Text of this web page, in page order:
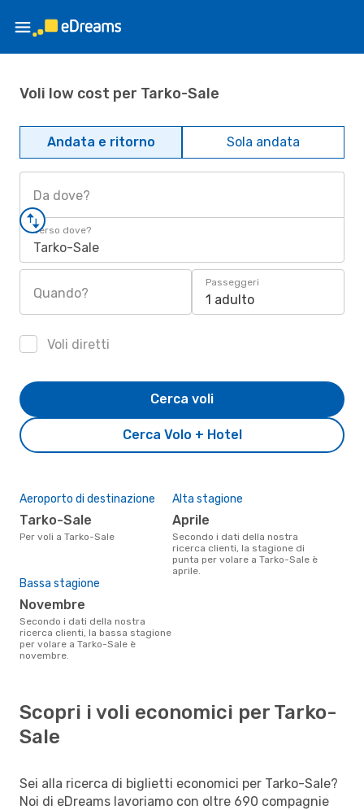
Voli low cost per Tarko-Sale
Andata e ritorno Sola andata
Da dove?
Verso dove?
Tarko-Sale
Quando?
Passeggeri
1 adulto
Voli diretti
Cerca Volo + Hotel
Cerca voli
Aeroporto di destinazione
Tarko-Sale
Per voli a Tarko-Sale
Alta stagione
aprile
Secondo i dati della nostra
ricerca clienti, la stagione di
punta per volare a Tarko-Sale è
aprile.
Bassa stagione
novembre
Secondo i dati della nostra
ricerca clienti, la bassa stagione
per volare a Tarko-Sale è
novembre.
Scopri i voli economici per Tarko-
Sale
Sei alla ricerca di biglietti economici per Tarko-Sale?
Noi di eDreams lavoriamo con oltre 690 compagnie